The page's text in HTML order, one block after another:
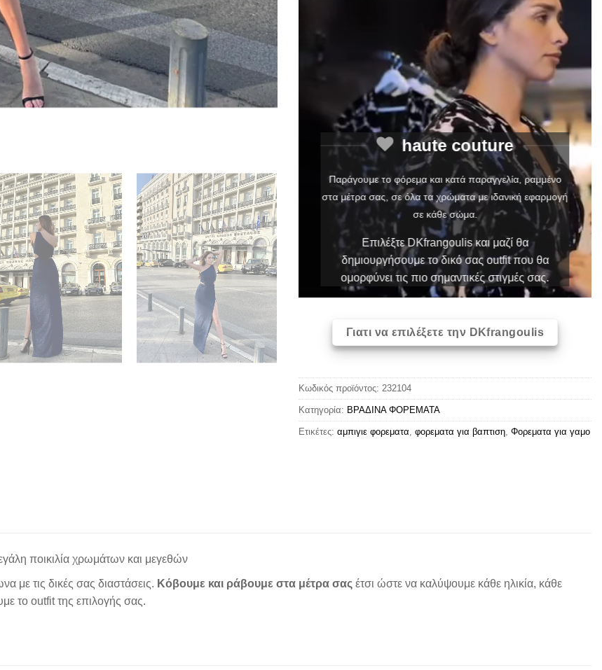
haute couture
Παράγουμε το φόρεμα και κατά παραγγελία, ραμμένο
στα μέτρα σας, σε όλα τα χρώματα με ιδανική εφαρμογή
σε κάθε σώμα.
Επιλέξτε DKfrangoulis και μαζί θα
δημιουργήσουμε το δικό σας outfit που θα
ομορφύνει τις πιο σημαντικές στιγμές σας.
Γιατι να επιλέξετε την DKfrangoulis
Κωδικός προϊόντος: 232104
Κατηγορία: ΒΡΑΔΙΝΑ ΦΟΡΕΜΑΤΑ
Ετικέτες: αμπιγιε φορεματα, φορεματα για βαπτιση, Φορεματα για γαμο
ποικιλία χρωμάτων και μεγεθών
με τις δικές σας διαστάσεις. Κόβουμε και ράβουμε στα μέτρα σας έτσι ώστε να καλύψουμε κάθε ηλικία, κάθε
το outfit της επιλογής σας.